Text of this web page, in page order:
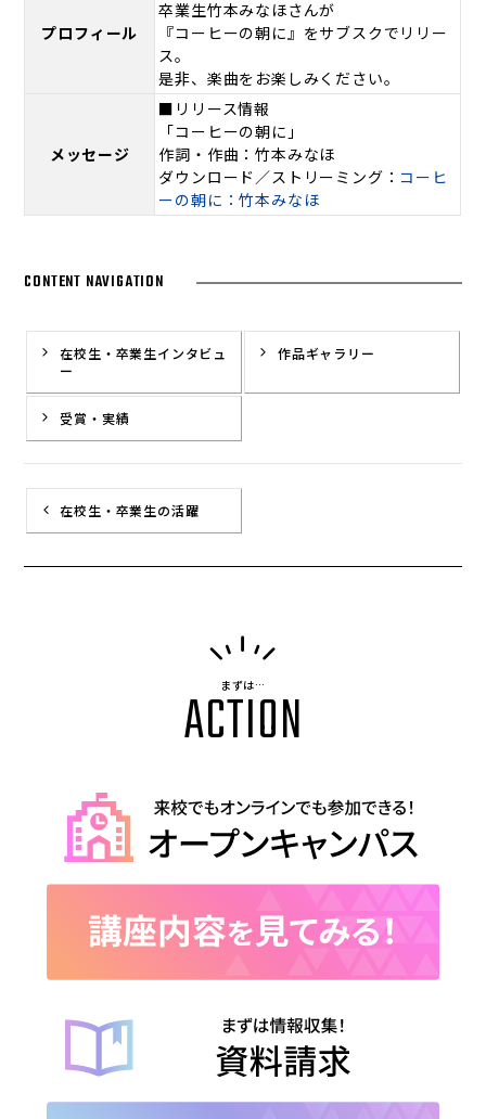
プロフィール
卒業生竹本みなほさんが
『コーヒーの朝に』をサブスクでリリー
ス。
是非、楽曲をお楽しみください。
メッセージ
■リリース情報
「コーヒーの朝に」
作詞・作曲：竹本みなほ
ダウンロード／ストリーミング： コーヒ
ーの朝に：竹本みなほ
CONTENT NAVIGATION
在校生・卒業生インタビュ
ー
作品ギャラリー
受賞・実績
在校生・卒業生の活躍
まずは…
ACTION